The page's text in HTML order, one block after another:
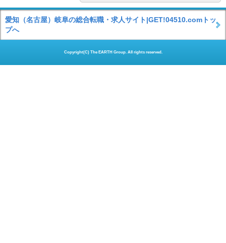
愛知（名古屋）岐阜の総合転職・求人サイト|GET!04510.comトッ
プへ
Copyright(C) The EARTH Group. All rights reserved.